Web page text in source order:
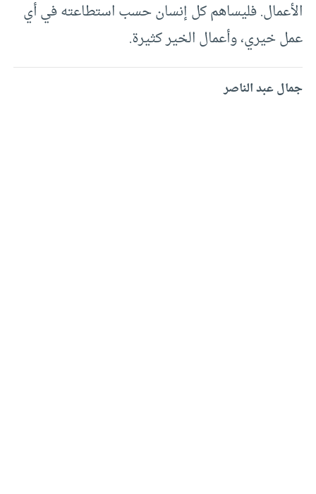
الأعمال. فليساهم كل إنسان حسب استطاعته في أي
عمل خيري، وأعمال الخير كثيرة.
جمال عبد الناصر